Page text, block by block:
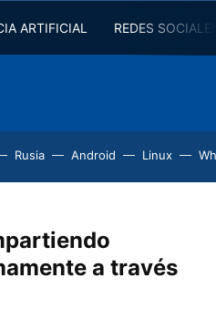
ARTIFICIAL REDES
Rusia Android Linux
a través